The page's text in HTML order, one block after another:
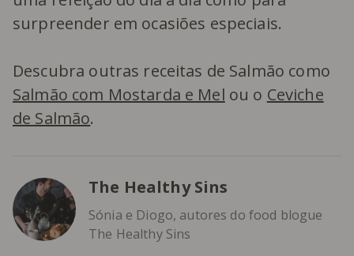
surpreender em ocasiões especiais.
Descubra outras receitas de Salmão como
Salmão com Mostarda e Mel ou o Ceviche
de Salmão.
The Healthy Sins
Sónia e Diogo, autores do food blogue
The Healthy Sins